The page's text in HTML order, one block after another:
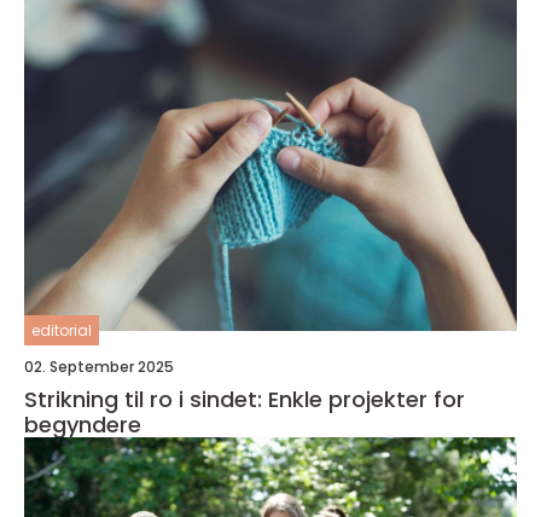
editorial
02. September 2025
Strikning til ro i sindet: Enkle projekter for
begyndere